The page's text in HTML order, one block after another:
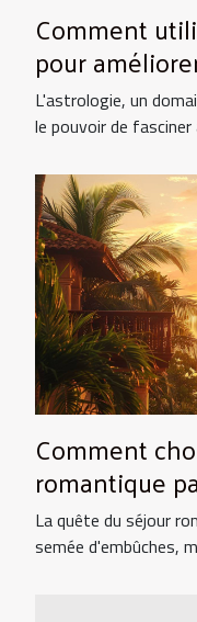
Comment
pour
L'astrologie, un
le pouvoir de
Comment
romantique
votre
La quête du séjour
semée d'embûches,